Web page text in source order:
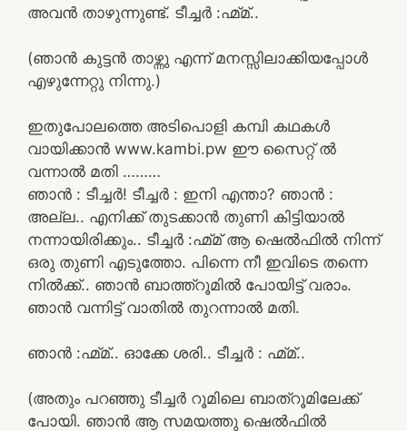
അവൻ താഴുന്നുണ്ട്. ടീച്ചർ :ഹ്മ്മ്..
(ഞാൻ കുട്ടൻ താഴ്ന്നു എന്ന് മനസ്സിലാക്കിയപ്പോൾ
എഴുന്നേറ്റു നിന്നു.)
ഇതുപോലത്തെ അടിപൊളി കമ്പി കഥകൾ
വായിക്കാൻ www.kambi.pw ഈ സൈറ്റ് ൽ
വന്നാൽ മതി ………
ഞാൻ : ടീച്ചർ! ടീച്ചർ : ഇനി എന്താ? ഞാൻ :
അല്ല.. എനിക്ക് തുടക്കാൻ തുണി കിട്ടിയാൽ
നന്നായിരിക്കും.. ടീച്ചർ :ഹ്മ്മ് ആ ഷെൽഫിൽ നിന്ന്
ഒരു തുണി എടുത്തോ. പിന്നെ നീ ഇവിടെ തന്നെ
നിൽക്ക്.. ഞാൻ ബാത്ത്റൂമിൽ പോയിട്ട് വരാം.
ഞാൻ വന്നിട്ട് വാതിൽ തുറന്നാൽ മതി.
ഞാൻ :ഹ്മ്മ്.. ഓക്കേ ശരി.. ടീച്ചർ : ഹ്മ്മ്..
(അതും പറഞ്ഞു ടീച്ചർ റൂമിലെ ബാത്റൂമിലേക്ക്
പോയി. ഞാൻ ആ സമയത്തു ഷെൽഫിൽ